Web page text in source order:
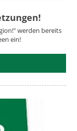
werden bereits
ein!